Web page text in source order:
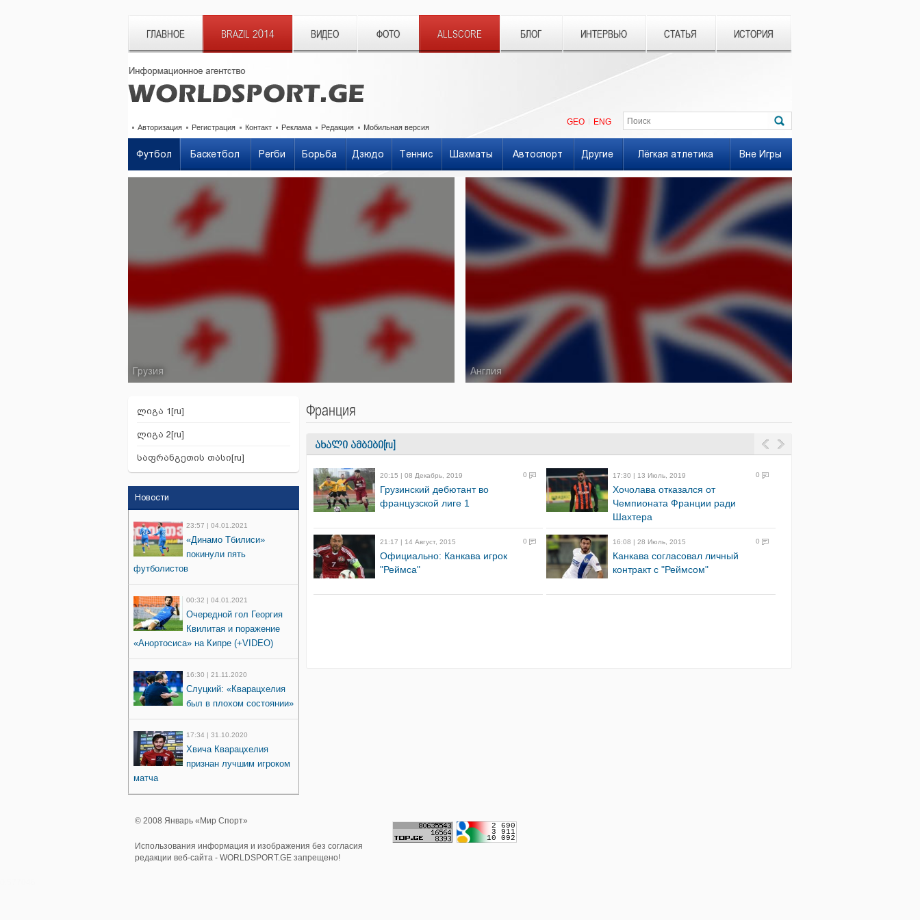
ГЛАВНОЕ BRAZIL 2014 ВИДЕО ФОТО ALLSCORE БЛОГ ИНТЕРВЬЮ СТАТЬЯ ИСТОРИЯ
GEO ENG
Авторизация Регистрация Контакт Реклама Редакция Мобильная версия
Футбол Баскетбол Регби Борьба Дзюдо Теннис Шахматы Автоспорт Другие Лёгкая атлетика Вне Игры
Грузия Англия
ლიგა 1[ru]
ლიგა 2[ru]
საფრანგეთის თასი[ru]
Новости
23:57 | 04.01.2021
«Динамо Тбилиси»
покинули пять
футболистов
00:32 | 04.01.2021
Очередной гол Георгия
Квилитая и поражение
«Анортосиса» на Кипре (+VIDEO)
16:30 | 21.11.2020
Слуцкий: «Кварацхелия
был в плохом состоянии»
17:34 | 31.10.2020
Хвича Кварацхелия
признан лучшим игроком
матча
Франция
ახალი ამბები[ru]
20:15 | 08 Декабрь, 2019 0
Грузинский дебютант во
французской лиге 1
17:30 | 13 Июль, 2019 0
Хочолава отказался от
Чемпионата Франции ради
Шахтера
21:17 | 14 Август, 2015 0
Официально: Канкава игрок
"Реймса"
16:08 | 28 Июль, 2015 0
Канкава согласовал личный
контракт с "Реймсом"
© 2008 Январь «Мир Спорт»
Использования информация и изображения без согласия
редакции веб-сайта - WORLDSPORT.GE запрещено!